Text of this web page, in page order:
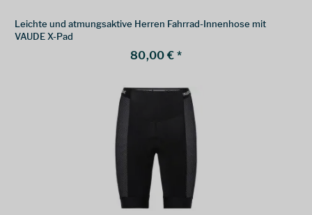
Leichte und atmungsaktive Herren Fahrrad-Innenhose mit
VAUDE X-Pad
80,00 € *